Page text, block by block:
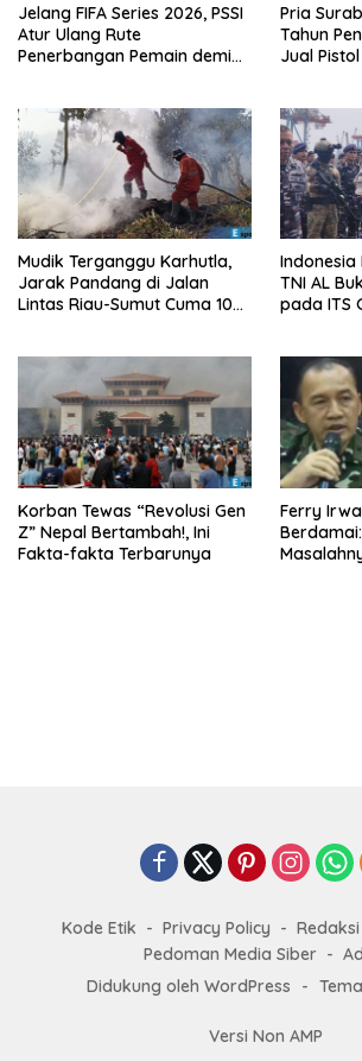
Jelang FIFA Series 2026, PSSI
Atur Ulang Rute
Penerbangan Pemain demi
Pria
Tahun
Jual
Mudik Terganggu Karhutla,
Jarak Pandang di Jalan
Lintas Riau-Sumut Cuma 10
Indonesia
TNI AL
pada ITS
Korban Tewas “Revolusi Gen
Z” Nepal Bertambah!, Ini
Fakta-fakta Terbarunya
Ferry
Kode Etik Privacy Policy Redaksi
Pedoman Media Siber
Didukung oleh WordPress
-
Versi Non AMP